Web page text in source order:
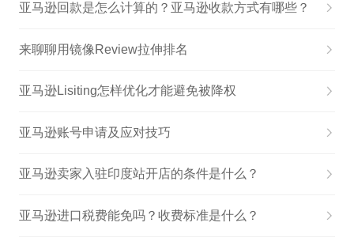
亚马逊回款是怎么计算的？亚马逊收款方式有哪些？
来聊聊用镜像Review拉伸排名
亚马逊Lisiting怎样优化才能避免被降权
亚马逊账号申请及应对技巧
亚马逊卖家入驻印度站开店的条件是什么？
亚马逊进口税费能免吗？收费标准是什么？